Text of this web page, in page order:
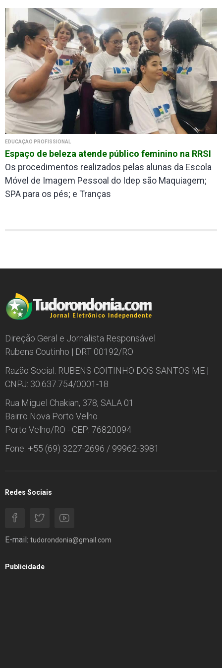
EDUCAÇÃO PROFISSIONAL
Espaço de beleza atende público feminino na RRSI
Os procedimentos realizados pelas alunas da Escola
Móvel de Imagem Pessoal do Idep são Maquiagem;
SPA para os pés; e Tranças
Direção Geral e Jornalista Responsável
Rubens Coutinho | DRT 00192/RO
Razão Social: RUBENS COITINHO DOS SANTOS ME |
CNPJ: 30.637.754/0001-18
Rua Miguel Chakian, 378, SALA 01
Bairro Nova Porto Velho
Porto Velho/RO - CEP: 76820094
Fone: +55 (69) 3227-2696 / 99962-3981
Redes Sociais
E-mail: tudorondonia@gmail.com
Publicidade